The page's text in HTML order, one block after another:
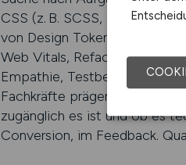
CSS (z. B. SCSS, CSS
von Design Tokens,
Web Vitals, Refactoring
Empathie, Testbereitschaft,
Fachkräfte prägen das
zugänglich es ist und ob es
Conversion, im Feedback.